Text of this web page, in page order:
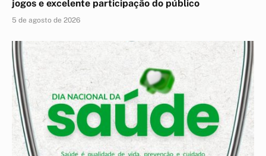
jogos e excelente participação do público
5 de agosto de 2026